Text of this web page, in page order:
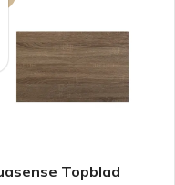
Topblad